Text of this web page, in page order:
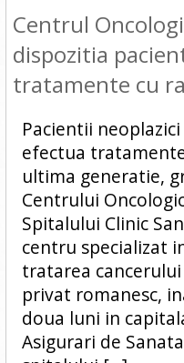
Centrul
dispozitia
tratamente cu
Pacientii
efectua
ultima generatie,
Centrului
Spitalului Clinic
centru specializat
tratarea
privat romanesc,
doua luni in
Asigurari de